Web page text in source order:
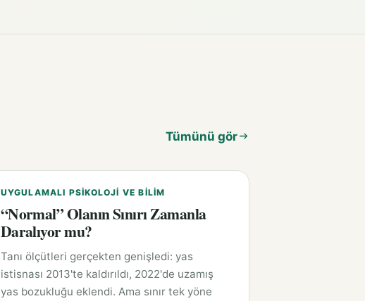
Tümünü gör
UYGULAMALI PSIKOLOJI VE BILIM
“Normal” Olanın Sınırı Zamanla
Daralıyor mu?
Tanı ölçütleri gerçekten genişledi: yas
istisnası 2013'te kaldırıldı, 2022'de uzamış
yas bozukluğu eklendi. Ama sınır tek yöne